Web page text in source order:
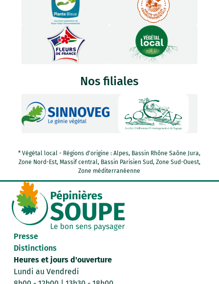
Nos filiales
* Végétal local - Régions d'origine : Alpes, Bassin Rhône Saône Jura,
Zone Nord-Est, Massif central, Bassin Parisien Sud, Zone Sud-Ouest,
Zone méditerranéenne
Presse
Distinctions
Heures et jours d'ouverture
Lundi au Vendredi